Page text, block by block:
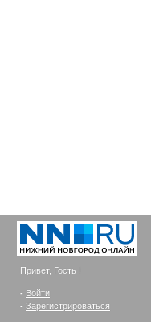
Привет, Гость !
- Войти
- Зарегистрироваться